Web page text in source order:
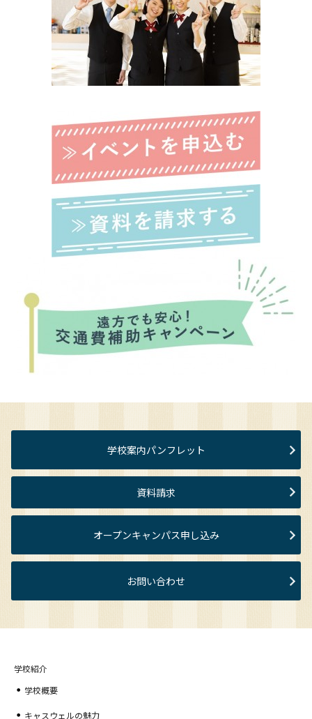
学校案内パンフレット
資料請求
オープンキャンパス申し込み
お問い合わせ
学校紹介
学校概要
キャスウェルの魅力